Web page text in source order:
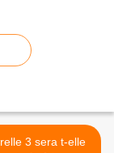
3 sera t-elle